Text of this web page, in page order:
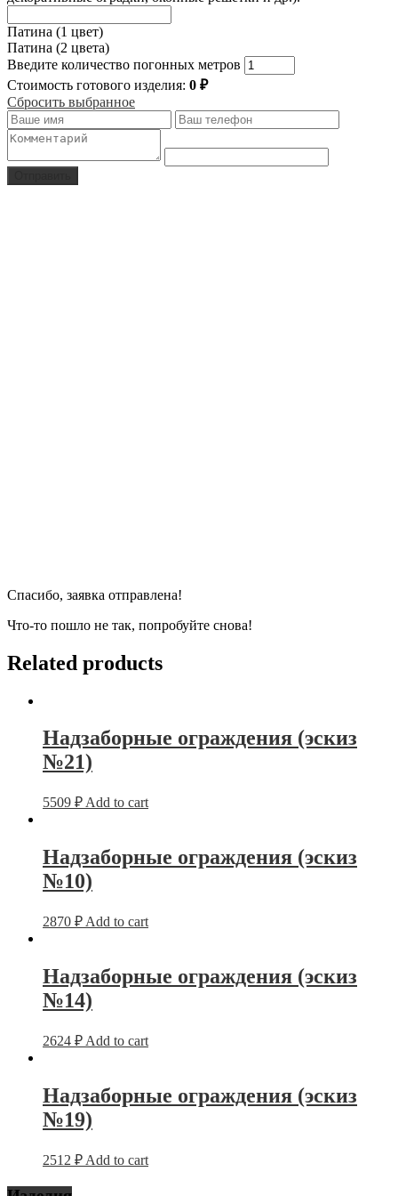
Патина (1 цвет)
Патина (2 цвета)
Введите количество погонных метров
Стоимость готового изделия: 0 ₽
Сбросить выбранное
Спасибо, заявка отправлена!
Что-то пошло не так, попробуйте снова!
Related products
Надзаборные ограждения (эскиз
№21)
5509 ₽ Add to cart
Надзаборные ограждения (эскиз
№10)
2870 ₽ Add to cart
Надзаборные ограждения (эскиз
№14)
2624 ₽ Add to cart
Надзаборные ограждения (эскиз
№19)
2512 ₽ Add to cart